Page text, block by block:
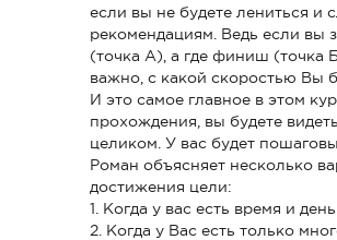
если вы не будете лениться и
рекомендациям. Ведь если вы
(точка А), а где финиш (точка
важно, с какой скоростью Вы
И это самое главное в этом
прохождения, вы будете
целиком. У вас будет
Роман объясняет несколько
достижения цели:
1. Когда у вас есть время и
2. Когда у Вас есть только